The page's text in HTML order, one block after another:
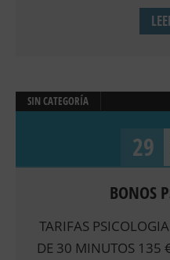
SIN CATEGORÍA
29
BONOS
TARIFAS
DE 30 MINUTOS 135